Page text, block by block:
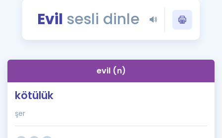
Blog
Evil sesli dinle
evil (n)
kötülük
şer